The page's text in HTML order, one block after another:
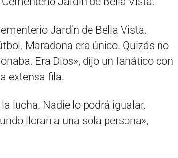
Jardín de Bella Vista.
Maradona era único. Quizás no
Era Dios», dijo un fanático con
extensa fila.
lucha. Nadie lo podrá igualar.
lloran a una sola persona»,